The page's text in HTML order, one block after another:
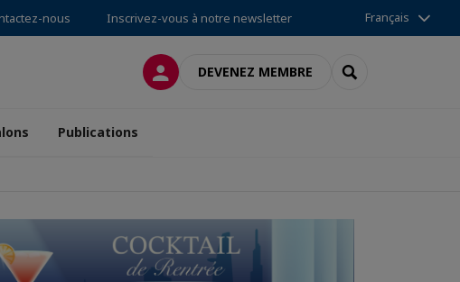
nous Inscrivez-vous à notre newsletter Français
CONNEXIONDEVENEZ MEMBRE RECHERCHER
Publications